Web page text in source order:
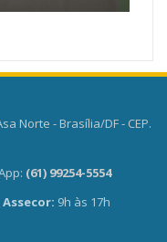
Norte - Brasília/DF - CEP.
(61) 99254-5554
9h às 17h